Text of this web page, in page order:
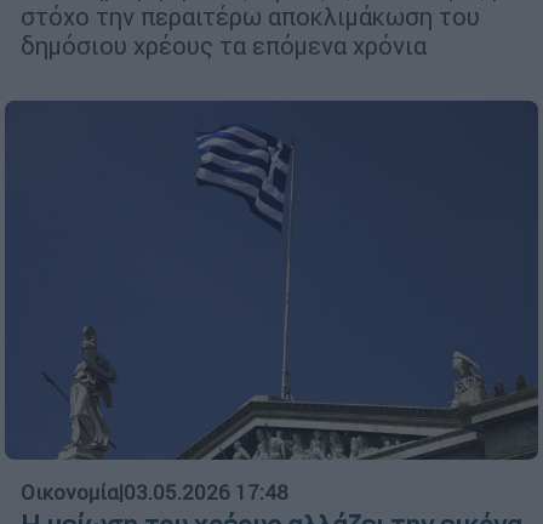
στόχο την περαιτέρω αποκλιμάκωση του
δημόσιου χρέους τα επόμενα χρόνια
Οικονομία|03.05.2026 17:48